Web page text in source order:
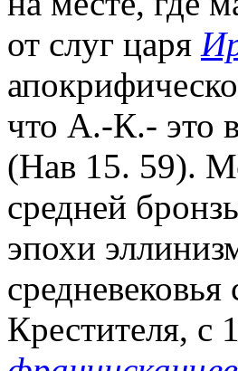
от слуг царя
что А.-К.- это
(Нав 15. 59).
средней
эпохи
Крестителя, с